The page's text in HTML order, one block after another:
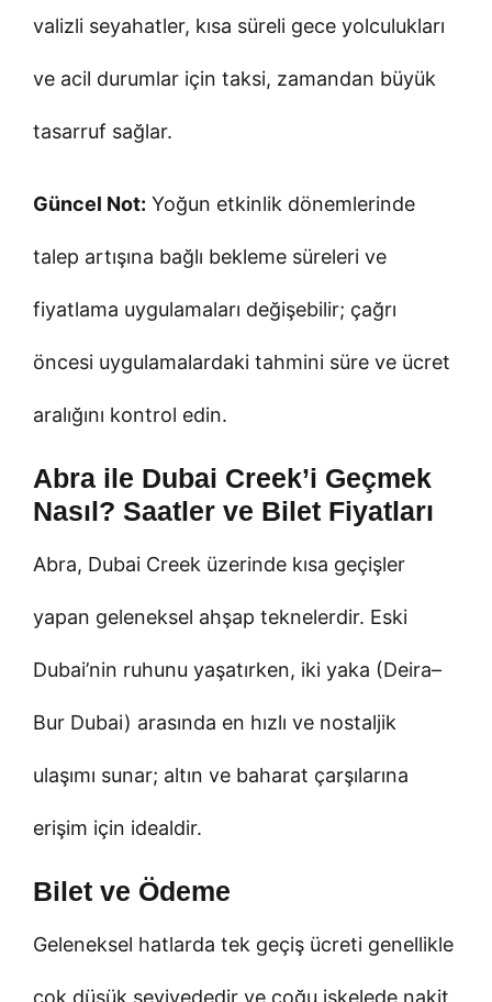
valizli seyahatler, kısa süreli gece yolculukları
ve acil durumlar için taksi, zamandan büyük
tasarruf sağlar.
Güncel Not: Yoğun etkinlik dönemlerinde
talep artışına bağlı bekleme süreleri ve
fiyatlama uygulamaları değişebilir; çağrı
öncesi uygulamalardaki tahmini süre ve ücret
aralığını kontrol edin.
Abra ile Dubai Creek’i Geçmek
Nasıl? Saatler ve Bilet Fiyatları
Abra, Dubai Creek üzerinde kısa geçişler
yapan geleneksel ahşap teknelerdir. Eski
Dubai’nin ruhunu yaşatırken, iki yaka (Deira–
Bur Dubai) arasında en hızlı ve nostaljik
ulaşımı sunar; altın ve baharat çarşılarına
erişim için idealdir.
Bilet ve Ödeme
Geleneksel hatlarda tek geçiş ücreti genellikle
çok düşük seviyededir ve çoğu iskelede nakit